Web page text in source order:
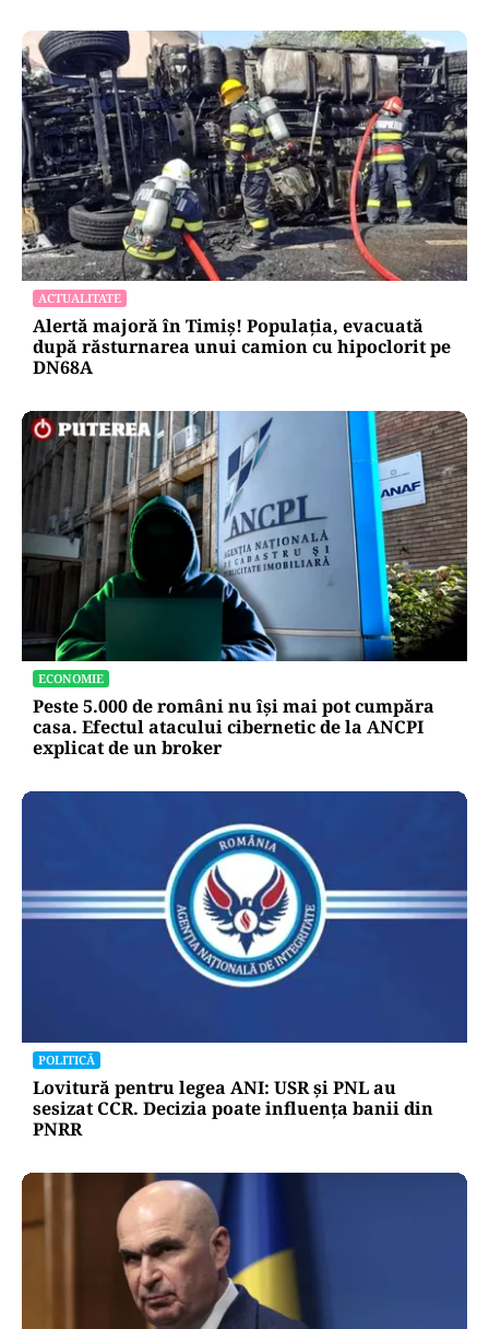
ACTUALITATE
Alertă majoră în Timiș! Populația, evacuată
după răsturnarea unui camion cu hipoclorit pe
DN68A
ECONOMIE
Peste 5.000 de români nu își mai pot cumpăra
casa. Efectul atacului cibernetic de la ANCPI
explicat de un broker
POLITICĂ
Lovitură pentru legea ANI: USR și PNL au
sesizat CCR. Decizia poate influența banii din
PNRR